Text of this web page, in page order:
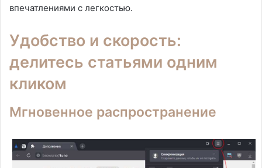
впечатлениями с легкостью.
Удобство и скорость:
делитесь статьями одним
кликом
Мгновенное распространение